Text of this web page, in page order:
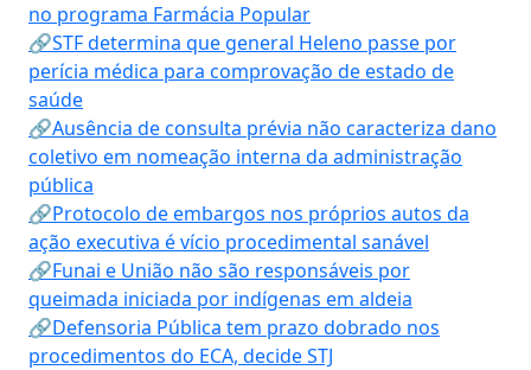
no programa Farmácia Popular
🔗STF determina que general Heleno passe por
perícia médica para comprovação de estado de
saúde
🔗Ausência de consulta prévia não caracteriza dano
coletivo em nomeação interna da administração
pública
🔗Protocolo de embargos nos próprios autos da
ação executiva é vício procedimental sanável
🔗Funai e União não são responsáveis por
queimada iniciada por indígenas em aldeia
🔗Defensoria Pública tem prazo dobrado nos
procedimentos do ECA, decide STJ